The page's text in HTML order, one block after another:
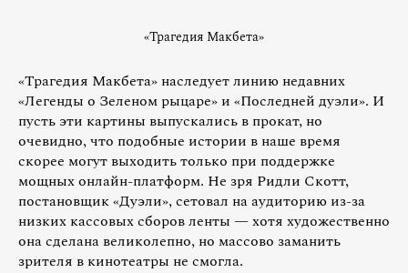
«Трагедия Макбета»
«Трагедия Макбета» наследует линию недавних
«Легенды о Зеленом рыцаре» и «Последней дуэли». И
пусть эти картины выпускались в прокат, но
очевидно, что подобные истории в наше время
скорее могут выходить только при поддержке
мощных онлайн-платформ. Не зря Ридли Скотт,
постановщик «Дуэли», сетовал на аудиторию из-за
низких кассовых сборов ленты — хотя художественно
она сделана великолепно, но массово заманить
зрителя в кинотеатры не смогла.